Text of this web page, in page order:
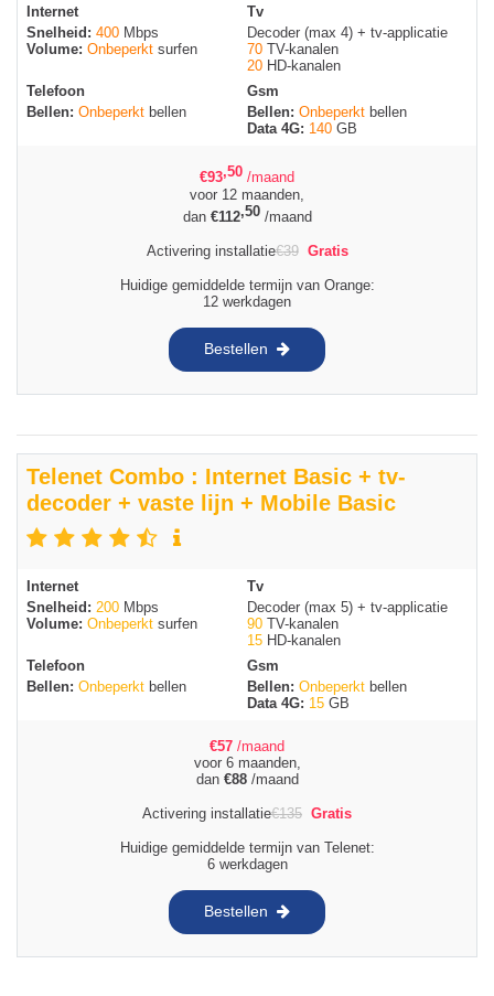
Internet
Snelheid: 400 Mbps
Volume: Onbeperkt surfen
Tv
Decoder (max 4) + tv-applicatie
70 TV-kanalen
20 HD-kanalen
Telefoon
Bellen: Onbeperkt bellen
Gsm
Bellen: Onbeperkt bellen
Data 4G: 140 GB
€93,50 /maand
voor 12 maanden,
dan €112,50/maand
Activering installatie€39 Gratis
Huidige gemiddelde termijn van Orange:
12 werkdagen
Bestellen
Telenet Combo : Internet Basic + tv-
decoder + vaste lijn + Mobile Basic
Internet
Snelheid: 200 Mbps
Volume: Onbeperkt surfen
Tv
Decoder (max 5) + tv-applicatie
90 TV-kanalen
15 HD-kanalen
Telefoon
Bellen: Onbeperkt bellen
Gsm
Bellen: Onbeperkt bellen
Data 4G: 15 GB
€57 /maand
voor 6 maanden,
dan €88/maand
Activering installatie€135 Gratis
Huidige gemiddelde termijn van Telenet:
6 werkdagen
Bestellen